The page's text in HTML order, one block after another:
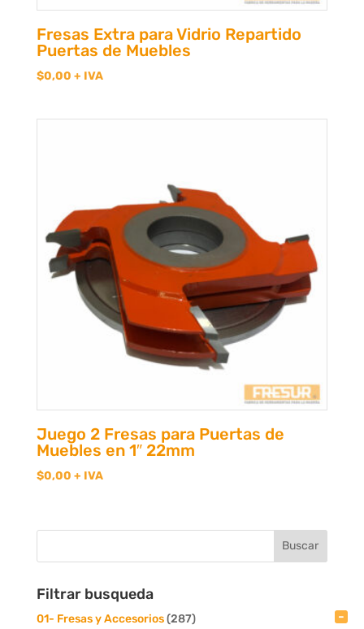
Fresas Extra para Vidrio Repartido
Puertas de Muebles
$0,00 + IVA
Juego 2 Fresas para Puertas de
Muebles en 1″ 22mm
$0,00 + IVA
Filtrar busqueda
01- Fresas y Accesorios(287)